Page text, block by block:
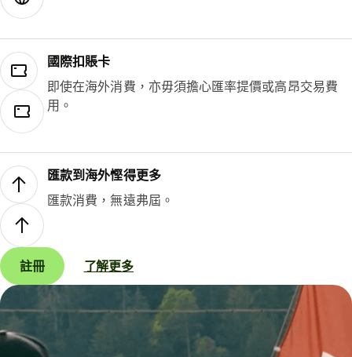
國際扣賬卡
即使在海外消費，亦毋須擔心匯率提價或高昂交易費
用。
匯款到海外慳得更多
匯款消費，無遠弗屆。
註冊 了解更多